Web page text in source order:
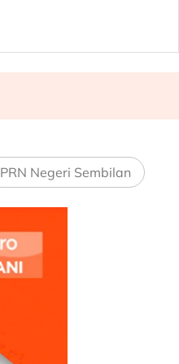
PRN Negeri Sembilan